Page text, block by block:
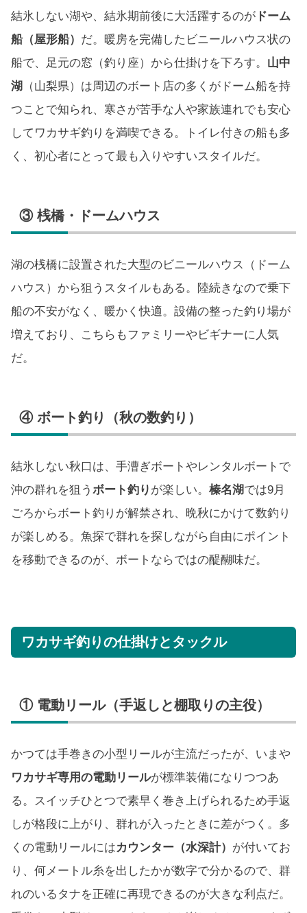
結氷しない湖や、結氷期前後に大活躍するのが ドーム
船（屋形船） だ。暖房を完備したビニールハウス状の
船で、足元の窓（釣り座）から仕掛けを下ろす。 山中
湖
（山梨県）は周辺のボート店の多くがドーム船を持
つことで知られ、寒さが苦手な人や家族連れでも安心
してワカサギ釣りを満喫できる。トイレ付きの船も多
く、初心者にとって最も入りやすいスタイルだ。
③ 桟橋・ドームハウス
湖の桟橋に設置された大型のビニールハウス（ドーム
ハウス）から狙うスタイルもある。陸続きなので乗下
船の不安がなく、暖かく快適。設備の整った釣り場が
増えており、こちらもファミリーやビギナーに人気
だ。
④ ボート釣り（秋の数釣り）
結氷しない秋口は、手漕ぎボートやレンタルボートで
沖の群れを狙う ボート釣り が楽しい。 榛名湖では9月
ごろからボート釣りが解禁され、晩秋にかけて数釣り
が楽しめる。魚探で群れを探しながら自由にポイント
を移動できるのが、ボートならではの醍醐味だ。
ワカサギ釣りの仕掛けとタックル
① 電動リール（手返しと棚取りの主役）
かつては手巻きの小型リールが主流だったが、いまや
ワカサギ専用の電動リールが標準装備になりつつあ
る。スイッチひとつで素早く巻き上げられるため手返
しが格段に上がり、群れが入ったときに差がつく。多
くの電動リールにはカウンター（水深計） が付いてお
り、何メートル糸を出したかが数字で分かるので、群
れのいるタナを正確に再現できるのが大きな利点だ。